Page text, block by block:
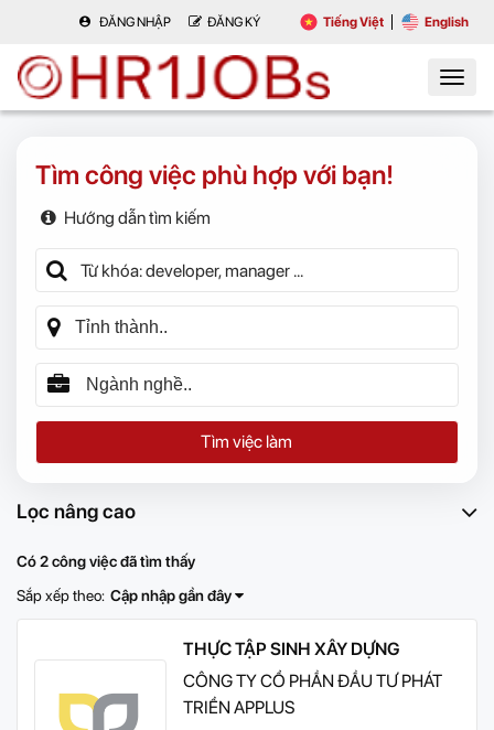
ĐĂNG NHẬP ĐĂNG KÝ Tiếng Việt English
Tìm công việc phù hợp với bạn!
Hướng dẫn tìm kiếm
Tìm việc làm
Lọc nâng cao
Có 2 công việc đã tìm thấy
Sắp xếp theo: Cập nhập gần đây
THỰC TẬP SINH XÂY DỰNG
CÔNG TY CỔ PHẦN ĐẦU TƯ PHÁT
TRIỂN APPLUS